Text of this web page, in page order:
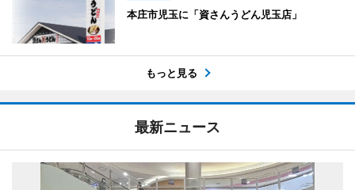
本庄市児玉に「資さんうどん児玉店」
もっと見る
最新ニュース